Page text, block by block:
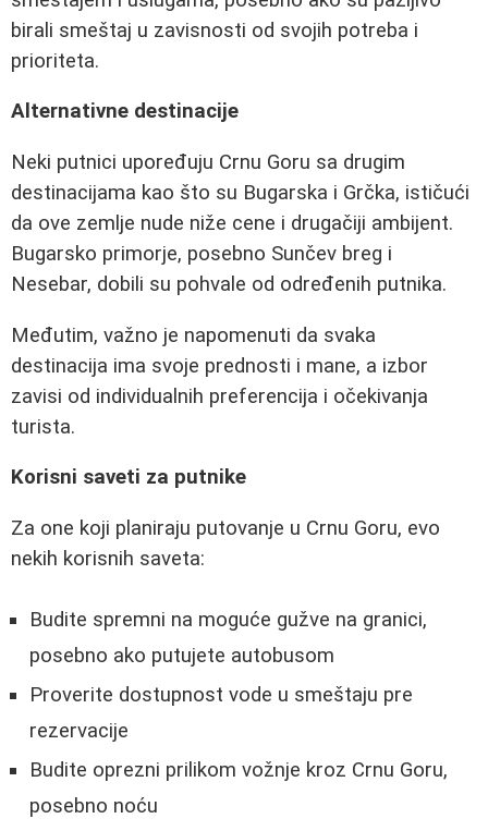
birali smeštaj u zavisnosti od svojih potreba i
prioriteta.
Alternativne destinacije
Neki putnici upoređuju Crnu Goru sa drugim
destinacijama kao što su Bugarska i Grčka, ističući
da ove zemlje nude niže cene i drugačiji ambijent.
Bugarsko primorje, posebno Sunčev breg i
Nesebar, dobili su pohvale od određenih putnika.
Međutim, važno je napomenuti da svaka
destinacija ima svoje prednosti i mane, a izbor
zavisi od individualnih preferencija i očekivanja
turista.
Korisni saveti za putnike
Za one koji planiraju putovanje u Crnu Goru, evo
nekih korisnih saveta:
Budite spremni na moguće gužve na granici,
posebno ako putujete autobusom
Proverite dostupnost vode u smeštaju pre
rezervacije
Budite oprezni prilikom vožnje kroz Crnu Goru,
posebno noću